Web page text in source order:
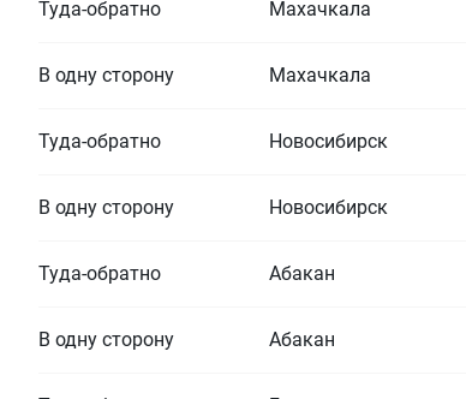
Туда-обратно Махачкала
В одну сторону Махачкала
Туда-обратно Новосибирск
В одну сторону Новосибирск
Туда-обратно Абакан
В одну сторону Абакан